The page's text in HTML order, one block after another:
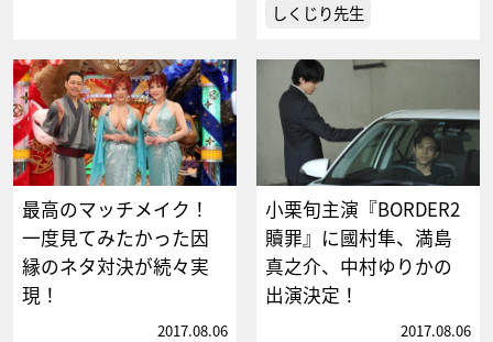
しくじり先生
最高のマッチメイク！
一度見てみたかった因
縁のネタ対決が続々実
現！
2017.08.06
小栗旬主演『BORDER2
贖罪』に國村隼、満島
真之介、中村ゆりかの
出演決定！
2017.08.06